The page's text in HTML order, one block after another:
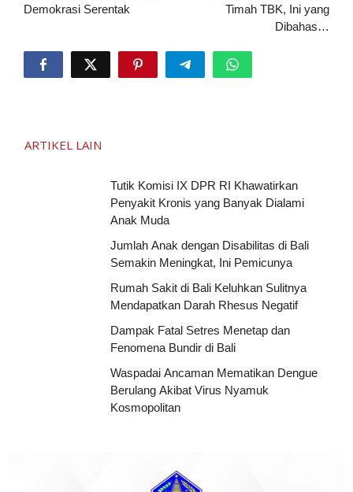
Demokrasi Serentak
Timah TBK, Ini yang
Dibahas…
ARTIKEL LAIN
Tutik Komisi IX DPR RI Khawatirkan
Penyakit Kronis yang Banyak Dialami
Anak Muda
Jumlah Anak dengan Disabilitas di Bali
Semakin Meningkat, Ini Pemicunya
Rumah Sakit di Bali Keluhkan Sulitnya
Mendapatkan Darah Rhesus Negatif
Dampak Fatal Setres Menetap dan
Fenomena Bundir di Bali
Waspadai Ancaman Mematikan Dengue
Berulang Akibat Virus Nyamuk
Kosmopolitan